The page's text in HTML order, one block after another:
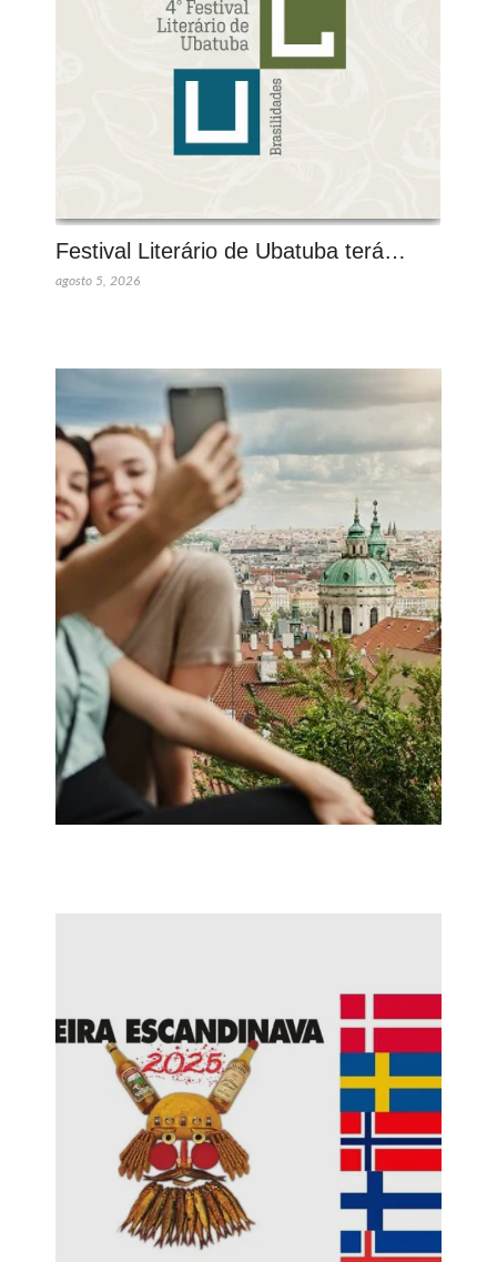
Festival Literário de Ubatuba terá…
agosto 5, 2026